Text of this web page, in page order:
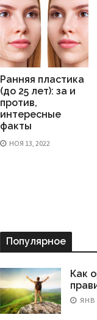
Ранняя пластика
(до 25 лет): за и
против,
интересные
факты
НОЯ 13, 2022
Популярное
Как
ЯНВ